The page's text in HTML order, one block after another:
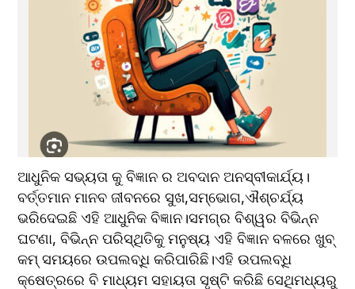
ଆଧୁନିକ ସଭ୍ୟତା କୁ ବିଜ୍ଞାନ ର ଅବଦାନ ଅନସ୍ବୀକାର୍ଯ୍ୟ।
ବର୍ତ୍ତମାନ ମାନବ ଜୀବନରେ ସୁଖ,ସମ୍ଭୋଗ,ଐଶ୍ଚର୍ଯ୍ୟ
ଭରିଦେଇଛି ଏହି ଆଧୁନିକ ବିଜ୍ଞାନ।ସମଗ୍ର ବିଶ୍ୱର ବିଭିନ୍ନ
ଘଟଣା, ବିଭିନ୍ନ ପରିସ୍ଥିତିକୁ ମନୁଷ୍ୟ ଏହି ବିଜ୍ଞାନ ବଳରେ ଖୁବ୍
କମ୍ ସମୟରେ ଉପଲବ୍ଧି କରିପାରିଛି।ଏହି ଉପଲବ୍ଧି
କ୍ଷେତ୍ରରେ ବି ମାଧ୍ୟମ ସହାୟତା ସୃଷ୍ଟି କରିଛି ସେଥିମଧ୍ୟରୁ